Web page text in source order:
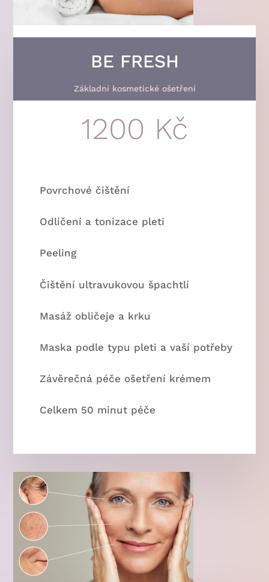
BE FRESH
Základní kosmetické ošetření
1200 Kč
Povrchové čištění
Odlíčení a tonizace pleti
Peeling
Čištění ultravukovou špachtlí
Masáž obličeje a krku
Maska podle typu pleti a vaší potřeby
Závěrečná péče ošetření krémem
Celkem 50 minut péče